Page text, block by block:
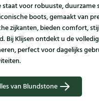
staat voor robuuste, duurzame
boots, gemaakt van
zijkanten, bieden comfort,
Bij Klijsen ontdekt u de
perfect voor dagelijks
van Blundstone